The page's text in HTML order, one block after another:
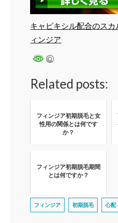
キャピキシル配合のス
ィンジア
Related posts:
フィンジア初期脱毛と女
性用の関係とは何です
か？
フィンジア初期脱毛期間
とは何ですか？
フィンジア 初期脱毛 心配